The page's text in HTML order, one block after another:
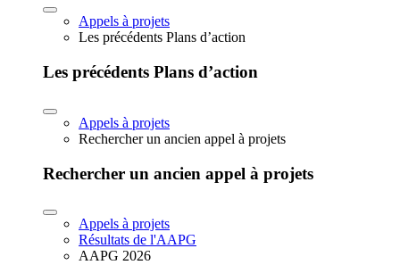
Appels à projets
Les précédents Plans d’action
Les précédents Plans d’action
Appels à projets
Rechercher un ancien appel à projets
Rechercher un ancien appel à projets
Appels à projets
Résultats de l'AAPG
AAPG 2026